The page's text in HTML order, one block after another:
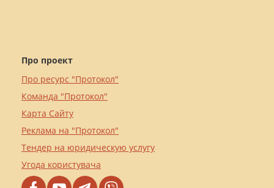
Про проект
Про ресурс "Протокол"
Команда "Протокол"
Карта Сайту
Реклама на "Протокол"
Тендер на юридическую услугу
Угода користувача